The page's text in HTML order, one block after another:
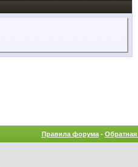
Правила форума- Обратная